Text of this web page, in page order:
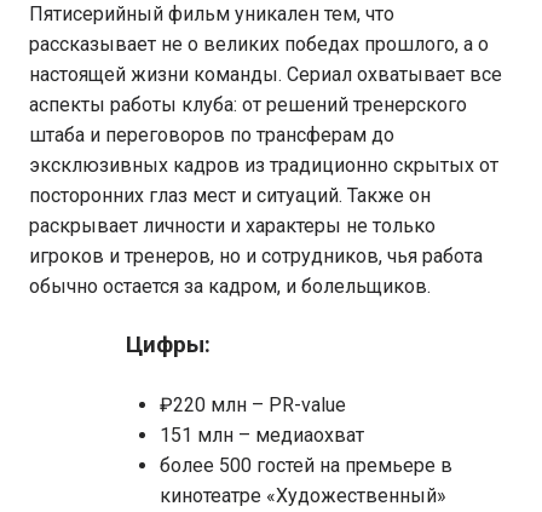
Пятисерийный фильм уникален тем, что
рассказывает не о великих победах прошлого, а о
настоящей жизни команды. Сериал охватывает все
аспекты работы клуба: от решений тренерского
штаба и переговоров по трансферам до
эксклюзивных кадров из традиционно скрытых от
посторонних глаз мест и ситуаций. Также он
раскрывает личности и характеры не только
игроков и тренеров, но и сотрудников, чья работа
обычно остается за кадром, и болельщиков.
Цифры:
₽220 млн – PR-value
151 млн – медиаохват
более 500 гостей на премьере в
кинотеатре «Художественный»